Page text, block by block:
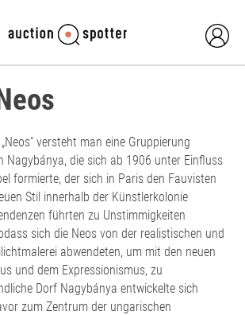
versteht man eine Gruppierung
Nagybánya, die sich ab 1906 unter Einfluss
formierte, der sich in Paris den Fauvisten
Stil innerhalb der Künstlerkolonie
führten zu Unstimmigkeiten
sich die Neos von der realistischen und
abwendeten, um mit den neuen
und dem Expressionismus, zu
Dorf Nagybánya entwickelte sich
zum Zentrum der ungarischen